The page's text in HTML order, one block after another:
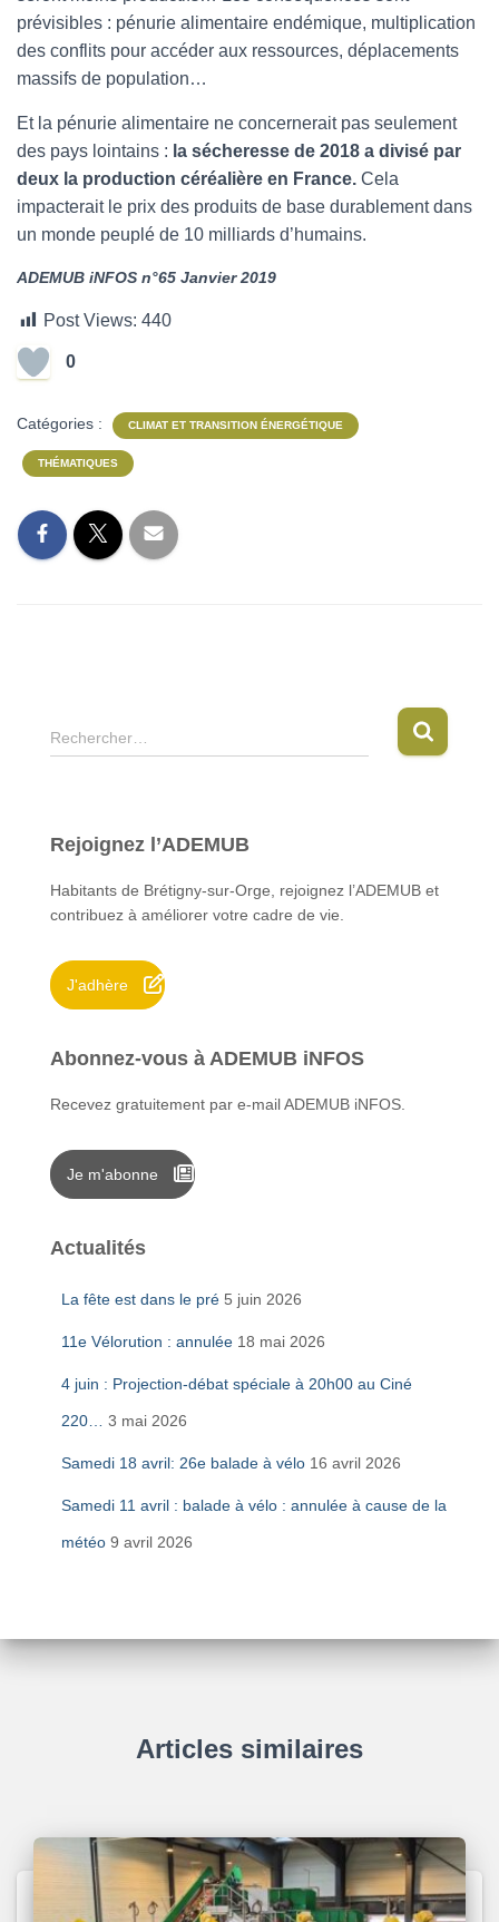
prévisibles : pénurie alimentaire endémique, multiplication
des conflits pour accéder aux ressources, déplacements
massifs de population…
Et la pénurie alimentaire ne concernerait pas seulement
des pays lointains : la sécheresse de 2018 a divisé par
deux la production céréalière en France. Cela
impacterait le prix des produits de base durablement dans
un monde peuplé de 10 milliards d’humains.
ADEMUB iNFOS n°65 Janvier 2019
Post Views: 440
0
Catégories : CLIMAT ET TRANSITION ÉNERGÉTIQUE
THÉMATIQUES
R
e
r
h
e
:
Rechercher…
Rejoignez l’ADEMUB
Habitants de Brétigny-sur-Orge, rejoignez l’ADEMUB et
contribuez à améliorer votre cadre de vie.
J'adhère
Abonnez-vous à ADEMUB iNFOS
Recevez gratuitement par e-mail ADEMUB iNFOS.
Je m'abonne
Actualités
La fête est dans le pré 5 juin 2026
11e Vélorution : annulée 18 mai 2026
4 juin : Projection-débat spéciale à 20h00 au Ciné
220… 3 mai 2026
Samedi 18 avril: 26e balade à vélo 16 avril 2026
Samedi 11 avril : balade à vélo : annulée à cause de la
météo 9 avril 2026
Articles similaires